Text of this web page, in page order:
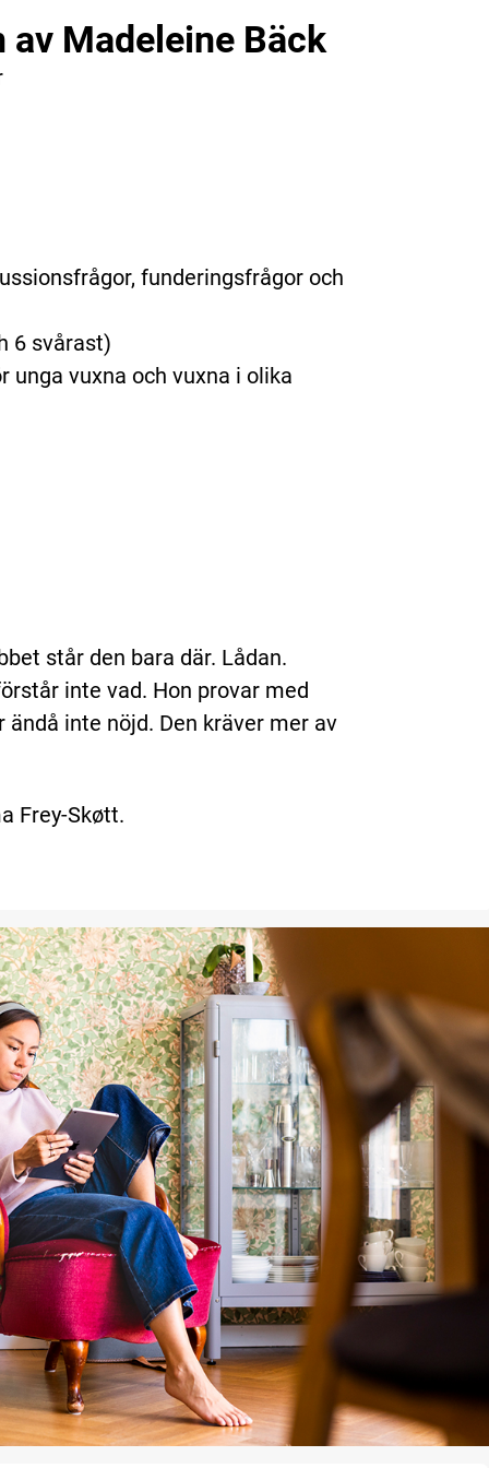
Madeleine Bäck
funderingsfrågor och
6 svårast)
unga vuxna och vuxna i olika
står den bara där. Lådan.
inte vad. Hon provar med
inte nöjd. Den kräver mer av
Frey-Skøtt.